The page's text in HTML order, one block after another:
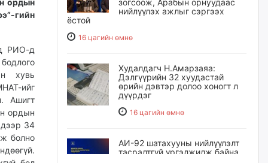
гийн
РИО-д
хувь
ийг
Ашигт
ордын
дээр 34
болно
зогсоож, Арабын орнуудаас
нийлүүлэх ажлыг сэргээх
ёстой
16 цагийн өмнө
Худалдагч Н.Амарзаяа:
Дэлгүүрийн 32 хуудастай
өрийн дэвтэр долоо хоногт л
дүүрдэг
16 цагийн өмнө
АИ-92 шатахууны нийлүүлэлт
тасралтгүй үргэлжилж байна